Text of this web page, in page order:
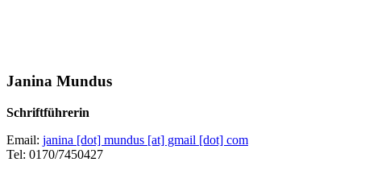
Janina Mundus
Schriftführerin
Email: janina [dot] mundus [at] gmail [dot] com
Tel: 0170/7450427